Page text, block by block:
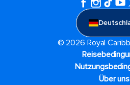
© 2026 Royal
Über uns